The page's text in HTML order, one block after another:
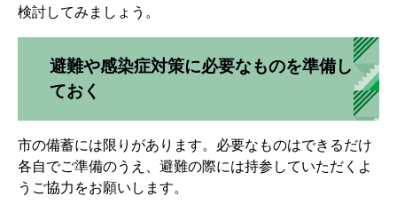
検討してみましょう。
避難や感染症対策に必要なものを準備し
ておく
市の備蓄には限りがあります。必要なものはできるだけ
各自でご準備のうえ、避難の際には持参していただくよ
うご協力をお願いします。